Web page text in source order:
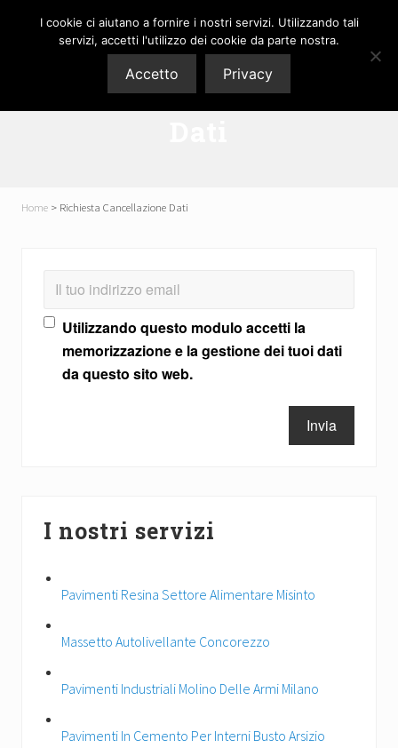
Richiesta Cancellazione
Home > Richiesta Cancellazione Dati
Il tuo indirizzo email
Utilizzando questo modulo accetti la
memorizzazione e la gestione dei tuoi dati
da questo sito web.
laterale
primaria
I nostri servizi
Pavimenti Resina Settore Alimentare Misinto
Massetto Autolivellante Concorezzo
Pavimenti Industriali Molino Delle Armi Milano
Pavimenti In Cemento Per Interni Busto Arsizio
I cookie ci aiutano a fornire i nostri servizi. Utilizzando tali
servizi, accetti l'utilizzo dei cookie da parte nostra.
Accetto Privacy